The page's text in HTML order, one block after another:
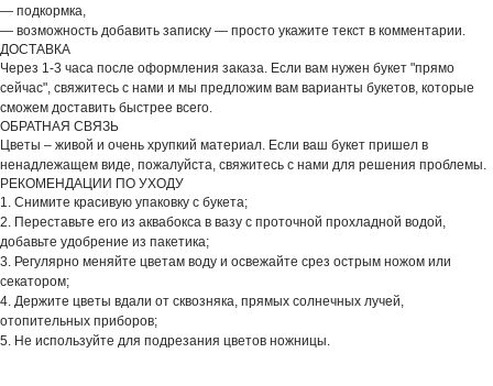
— подкормка,
— возможность добавить записку — просто укажите текст в комментарии.
ДОСТАВКА
Через 1-3 часа после оформления заказа. Если вам нужен букет "прямо
сейчас", свяжитесь с нами и мы предложим вам варианты букетов, которые
сможем доставить быстрее всего.
ОБРАТНАЯ СВЯЗЬ
Цветы – живой и очень хрупкий материал. Если ваш букет пришел в
ненадлежащем виде, пожалуйста, свяжитесь с нами для решения проблемы.
РЕКОМЕНДАЦИИ ПО УХОДУ
1. Снимите красивую упаковку с букета;
2. Переставьте его из аквабокса в вазу с проточной прохладной водой,
добавьте удобрение из пакетика;
3. Регулярно меняйте цветам воду и освежайте срез острым ножом или
секатором;
4. Держите цветы вдали от сквозняка, прямых солнечных лучей,
отопительных приборов;
5. Не используйте для подрезания цветов ножницы.